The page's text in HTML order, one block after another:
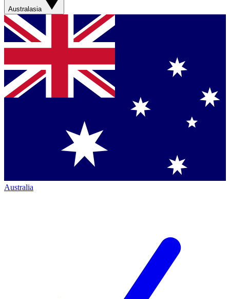
Australasia
Australia